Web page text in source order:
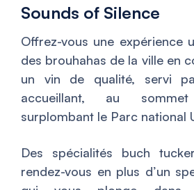
Sounds of Silence
Offrez-vous une expérience
des brouhahas de la ville en
un vin de qualité, servi
accueillant, au
surplombant le Parc national
Des spécialités buch
rendez-vous en plus d’un